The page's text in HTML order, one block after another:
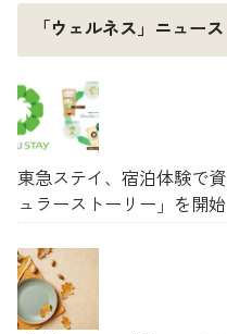
「ウェルネス」ニュース
東急ステイ、宿泊体験で
ュラーストーリー」を開始